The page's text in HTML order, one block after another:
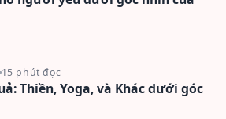
15 phút đọc
Thiền, Yoga, và Khác dưới góc